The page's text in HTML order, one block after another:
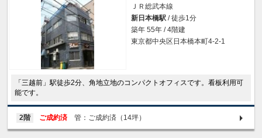
ＪＲ総武本線
新日本橋駅 / 徒歩1分
築年 55年 / 4階建
東京都中央区日本橋本町4-2-1
「三越前」駅徒歩2分、角地立地のコンパクトオフィスです。看板利用可
能です。
2階 ご成約済 管：ご成約済（14坪）